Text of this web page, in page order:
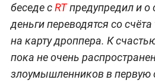
беседе сRTпредупредил и о
деньги переводятся со
на карту дроппера. К
пока не очень
злоумышленников в первую